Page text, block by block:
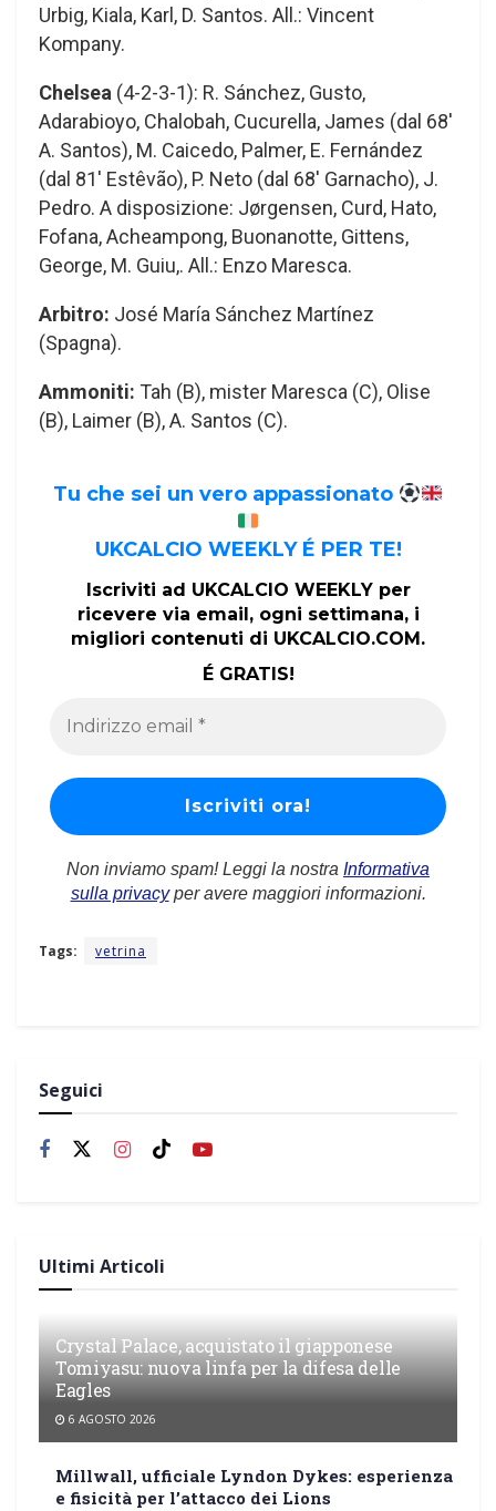
Urbig, Kiala, Karl, D. Santos. All.: Vincent
Kompany.
Chelsea (4-2-3-1): R. Sánchez, Gusto,
Adarabioyo, Chalobah, Cucurella, James (dal 68′
A. Santos), M. Caicedo, Palmer, E. Fernández
(dal 81′ Estêvão), P. Neto (dal 68′ Garnacho), J.
Pedro. A disposizione: Jørgensen, Curd, Hato,
Fofana, Acheampong, Buonanotte, Gittens,
George, M. Guiu,. All.: Enzo Maresca.
Arbitro: José María Sánchez Martínez
(Spagna).
Ammoniti: Tah (B), mister Maresca (C), Olise
(B), Laimer (B), A. Santos (C).
Tu che sei un vero appassionato
UKCALCIO WEEKLY É PER TE!
Iscriviti ad UKCALCIO WEEKLY per
ricevere via email, ogni settimana, i
migliori contenuti di UKCALCIO.COM.
É GRATIS!
Non inviamo spam! Leggi la nostra Informativa
sulla privacyper avere maggiori informazioni.
Tags: vetrina
Seguici
Ultimi Articoli
Crystal Palace, acquistato il giapponese
Tomiyasu: nuova linfa per la difesa delle
Eagles
6 AGOSTO 2026
Millwall, ufficiale Lyndon Dykes: esperienza
e fisicità per l’attacco dei Lions